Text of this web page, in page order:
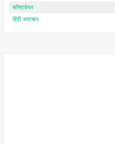
सॉफ्टवेयर
हिंदी समाचार